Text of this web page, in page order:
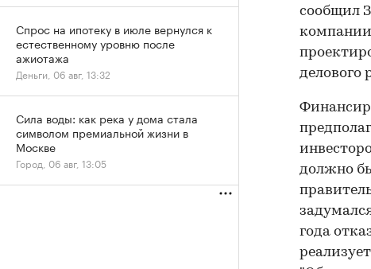
сообщил
компании
делового
должно
года
Спрос на ипотеку в июле вернулся к
естественному уровню после
ажиотажа
Деньги, 06 авг, 13:32
Сила воды: как река у дома стала
символом премиальной жизни в
Москве
Город, 06 авг, 13:05